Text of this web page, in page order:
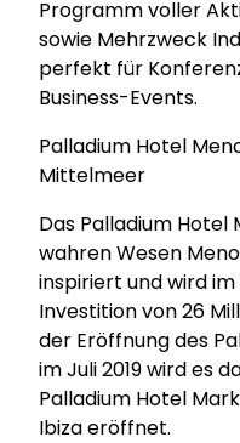
Programm voller
sowie Mehrzweck
perfekt für
Business-Events.
Palladium Hotel
Mittelmeer
Das Palladium
wahren Wesen
inspiriert und wird
Investition von 26
der Eröffnung des
im Juli 2019 wird es
Palladium Hotel
Ibiza eröffnet.